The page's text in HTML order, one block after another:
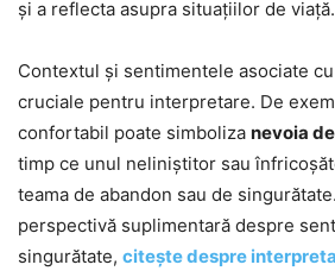
și a reflecta asupra situațiilor de viață.
Contextul și sentimentele asociate
cruciale pentru interpretare. De
confortabil poate simboliza nevoia
timp ce unul neliniștitor sau
teama de abandon sau de
perspectivă suplimentară despre
singurătate, citește despre